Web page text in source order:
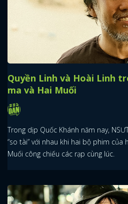
Quyền Linh và Hoài Linh
ma và Hai Muối
Trong dịp Quốc Khánh năm nay,
“so tài” với nhau khi hai bộ phim của
Muối công chiếu các rạp cùng lúc.